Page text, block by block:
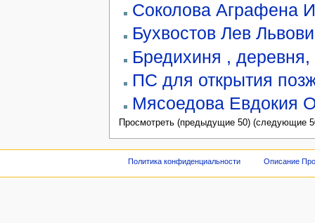
Соколова Аграфена
Бухвостов Лев
Бредихиня ,
ПС для открытия
Мясоедова Евдокия
Просмотреть (предыдущие 50) (следующие
Политика конфиденциальности Описание